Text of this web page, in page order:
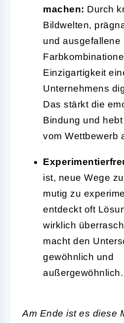
machen: Durch
Bildwelten,
und ausgefallene
Einzigartigkeit
Unternehmens
Das stärkt die
Bindung und
vom Wettbewerb
ist, neue Wege
mutig zu
entdeckt oft
wirklich
macht den
gewöhnlich und
außergewöhnlich.
Am Ende ist es diese